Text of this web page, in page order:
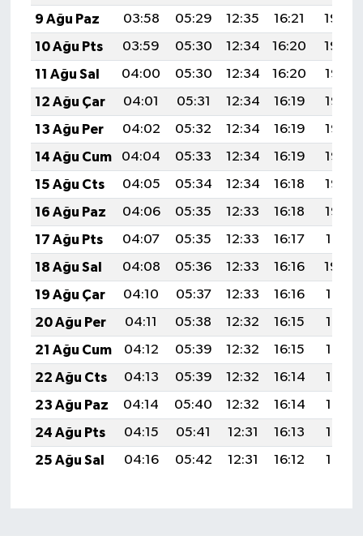
9 Ağu Paz
03:58 05:29 12:35 16:21
19:30
10 Ağu Pts
03:59 05:30 12:34 16:20
19:29
11 Ağu Sal
04:00 05:30 12:34 16:20
19:28
12 Ağu Çar
04:01 05:31 12:34 16:19
19:27
13 Ağu Per
04:02 05:32 12:34 16:19
19:26
14 Ağu Cum
04:04 05:33 12:34 16:19
19:25
15 Ağu Cts
04:05 05:34 12:34 16:18
19:23
16 Ağu Paz
04:06 05:35 12:33 16:18
19:22
17 Ağu Pts
04:07 05:35 12:33 16:17
19:21
18 Ağu Sal
04:08 05:36 12:33 16:16
19:20
19 Ağu Çar
04:10 05:37 12:33 16:16
19:18
20 Ağu Per
04:11 05:38 12:32 16:15
19:17
21 Ağu Cum
04:12 05:39 12:32 16:15
19:16
22 Ağu Cts
04:13 05:39 12:32 16:14
19:14
23 Ağu Paz
04:14 05:40 12:32 16:14
19:13
24 Ağu Pts
04:15 05:41 12:31 16:13
19:12
25 Ağu Sal
04:16 05:42 12:31 16:12 19:10